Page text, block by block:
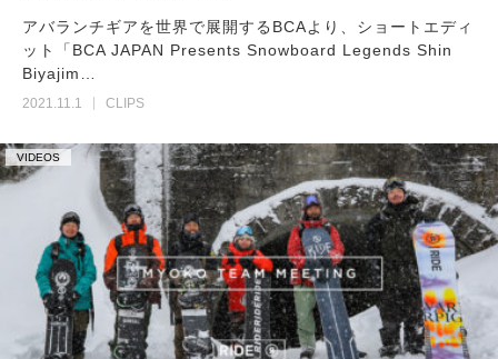
アバランチギアを世界で展開するBCAより、ショートエディ
ット「BCA JAPAN Presents Snowboard Legends Shin
Biyajim…
2021.11.1 CLIPS
VIDEOS